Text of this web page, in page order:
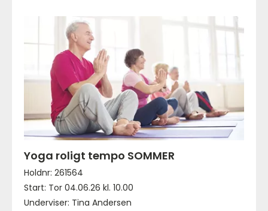
Yoga roligt tempo SOMMER
Holdnr: 261564
Start: Tor 04.06.26 kl. 10.00
Underviser: Tina Andersen